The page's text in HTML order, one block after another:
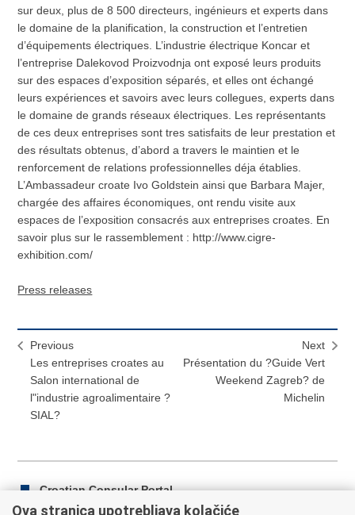
sur deux, plus de 8 500 directeurs, ingénieurs et experts dans
le domaine de la planification, la construction et l’entretien
d’équipements électriques. L’industrie électrique Koncar et
l’entreprise Dalekovod Proizvodnja ont exposé leurs produits
sur des espaces d’exposition séparés, et elles ont échangé
leurs expériences et savoirs avec leurs collegues, experts dans
le domaine de grands réseaux électriques. Les représentants
de ces deux entreprises sont tres satisfaits de leur prestation et
des résultats obtenus, d’abord a travers le maintien et le
renforcement de relations professionnelles déja établies.
L’Ambassadeur croate Ivo Goldstein ainsi que Barbara Majer,
chargée des affaires économiques, ont rendu visite aux
espaces de l’exposition consacrés aux entreprises croates. En
savoir plus sur le rassemblement : http://www.cigre-
exhibition.com/
Press releases
Previous
Les entreprises croates au
Salon international de
l"industrie agroalimentaire ?
SIAL?
Next
Présentation du ?Guide Vert
Weekend Zagreb? de
Michelin
Croatian Consular Portal
Ova stranica upotrebljava kolačiće